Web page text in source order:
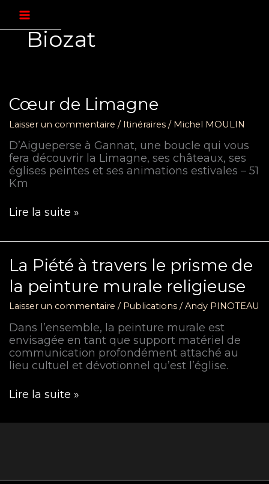
contenuBiozat
Cœur de Limagne
Laisser un commentaire / Itinéraires/ Michel MOULIN
D’Aigueperse à Gannat, une boucle qui vous
fera découvrir la Limagne, ses châteaux, ses
églises peintes et ses animations estivales – 51
Km
Cœur
Lire la suite »
La Piété à travers le prisme de
la peinture murale religieuse
Laisser un commentaire / Publications/Andy PINOTEAU
Dans l’ensemble, la peinture murale est
envisagée en tant que support matériel de
communication profondément attaché au
lieu cultuel et dévotionnel qu’est l’église.
La
Lire la suite »